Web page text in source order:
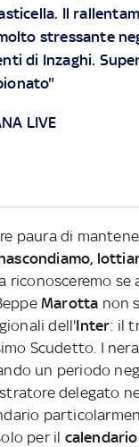
Il
stressante
di Inzaghi.
LIVE
paura di
riconosceremo se
Marotta non
dell'Inter: il
Scudetto. I
un periodo
delegato
per il